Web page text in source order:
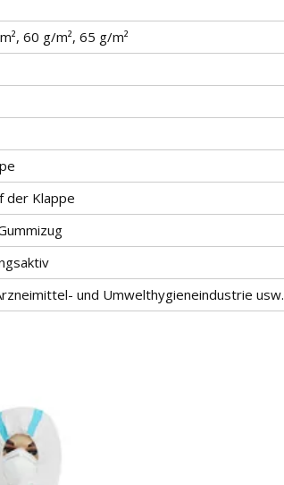
60 g/m², 65 g/m²
der Klappe
und Umwelthygieneindustrie usw.